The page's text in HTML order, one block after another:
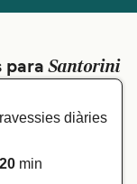
paraSantorini
diàries
20 min